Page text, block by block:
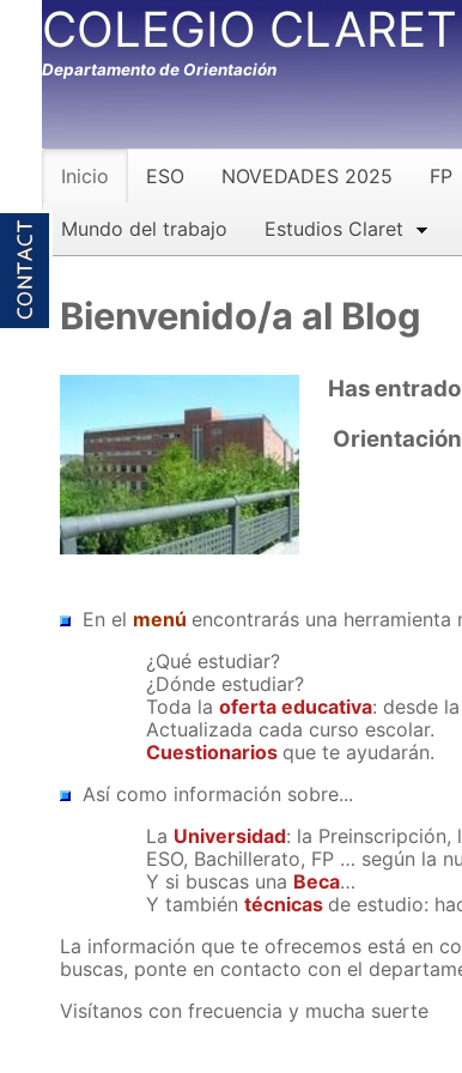
COLEGIO
Departamento de Orientación
Inicio ESO NOVEDADES 2025 FP
Mundo del trabajo Estudios Claret
Bienvenido/a al Blog
Has entrado
Orientación
En el menú encontrarás una herramienta
¿Qué estudiar?
¿Dónde estudiar?
Toda la oferta educativa: desde
Actualizada cada curso escolar.
Cuestionarios que te ayudarán.
Así como información sobre...
La Universidad: la Preinscripción,
ESO, Bachillerato, FP … según la
Y si buscas una Beca…
Y también técnicas de estudio:
La información que te ofrecemos está en
buscas, ponte en contacto con el
Visítanos con frecuencia y mucha suerte